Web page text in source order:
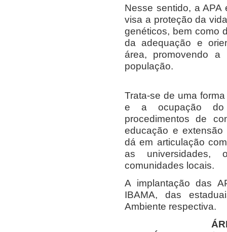
Nesse sentido, a
visa a proteção da
genéticos, bem como
da adequação e
área, promovendo
população.
Trata-se de uma
e a ocupação do
procedimentos de
educação e extensão
dá em articulação
as universidades,
comunidades locais.
A implantação das
IBAMA, das
Ambiente respectiva.